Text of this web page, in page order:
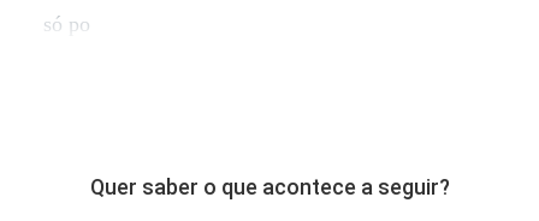
só po
Quer saber o que acontece a seguir?